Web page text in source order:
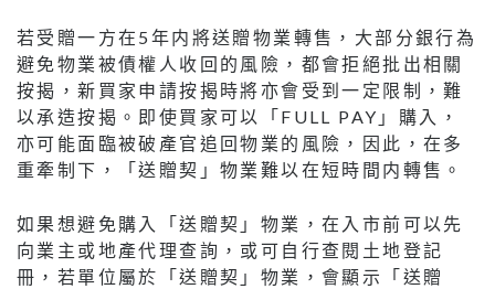
若受贈一方在5年内將送贈物業轉售，大部分銀行為
避免物業被債權人收回的風險，都會拒絕批出相關
按揭，新買家申請按揭時將亦會受到一定限制，難
以承造按揭。即使買家可以「FULL PAY」購入，
亦可能面臨被破產官追回物業的風險，因此，在多
重牽制下，「送贈契」物業難以在短時間内轉售。
如果想避免購入「送贈契」物業，在入市前可以先
向業主或地產代理查詢，或可自行查閱土地登記
冊，若單位屬於「送贈契」物業，會顯示「送贈